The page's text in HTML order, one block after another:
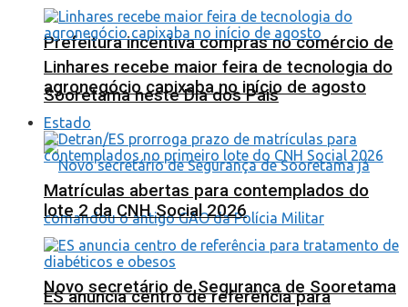
Prefeitura incentiva compras no comércio de
Sooretama neste Dia dos Pais
Novo secretário de Segurança de Sooretama
Linhares recebe maior feira de tecnologia do
agronegócio capixaba no início de agosto
Estado
Matrículas abertas para contemplados do
lote 2 da CNH Social 2026
ES anuncia centro de referência para